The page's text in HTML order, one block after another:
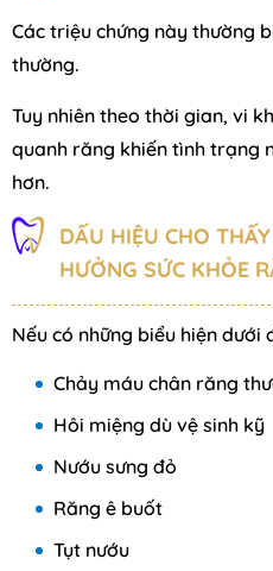
Các triệu chứng này thường
thường.
Tuy nhiên theo thời gian, vi
quanh răng khiến tình trạng
hơn.
DẤU HIỆU CHO
HƯỞNG SỨC KHỎE
Nếu có những biểu hiện
Chảy máu chân răng
Hôi miệng dù vệ sinh kỹ
Nướu sưng đỏ
Răng ê buốt
Tụt nướu